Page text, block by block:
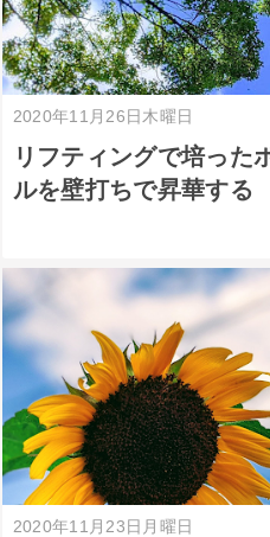
2020年11月26日木曜日
リフティングで培った
ルを壁打ちで昇華する
2020年11月23日月曜日